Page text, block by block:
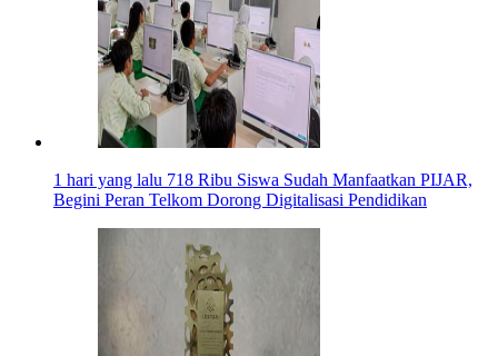
1 hari yang lalu 718 Ribu Siswa Sudah Manfaatkan PIJAR,
Begini Peran Telkom Dorong Digitalisasi Pendidikan